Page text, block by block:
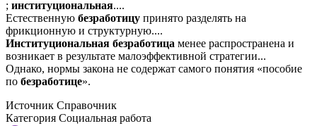
; институциональная....
Естественную безработицу принято разделять на
фрикционную и структурную....
Институциональная безработица менее распространена и
возникает в результате малоэффективной стратегии...
Однако, нормы закона не содержат самого понятия «пособие
по безработице».
Источник Справочник
Категория Социальная работа